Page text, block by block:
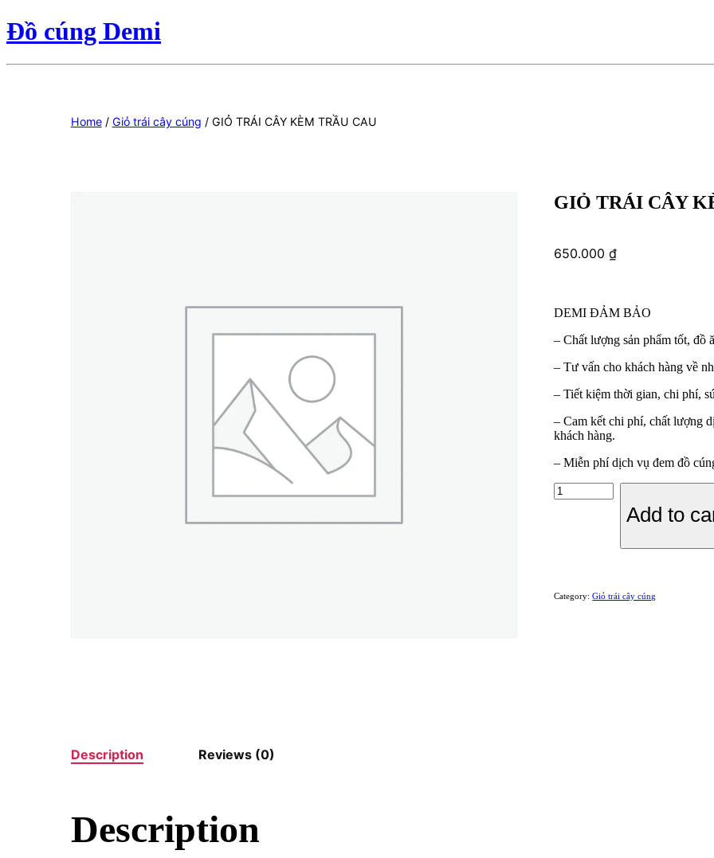
Đồ cúng Demi
Home/ Giỏ trái cây cúng / GIỎ TRÁI CÂY KÈM TRẦU CAU
GIỎ TRÁI CÂY
650.000₫
DEMI ĐẢM BẢO
– Chất lượng sản phẩm tốt, đồ
– Tư vấn cho khách hàng về
– Tiết kiệm thời gian, chi phí,
– Cam kết chi phí, chất lượng
khách hàng.
– Miễn phí dịch vụ đem đồ
GIỎ
TRÁI
Add to
Category:Giỏ trái cây cúng
Description Reviews (0)
Description